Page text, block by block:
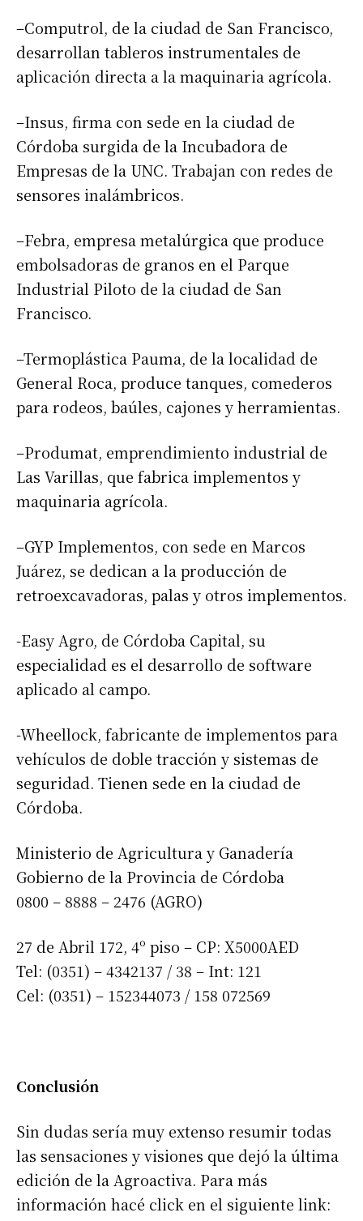
–Computrol, de la ciudad de San Francisco,
desarrollan tableros instrumentales de
aplicación directa a la maquinaria agrícola.
–Insus, firma con sede en la ciudad de
Córdoba surgida de la Incubadora de
Empresas de la UNC. Trabajan con redes de
sensores inalámbricos.
–Febra, empresa metalúrgica que produce
embolsadoras de granos en el Parque
Industrial Piloto de la ciudad de San
Francisco.
–Termoplástica Pauma, de la localidad de
General Roca, produce tanques, comederos
para rodeos, baúles, cajones y herramientas.
–Produmat, emprendimiento industrial de
Las Varillas, que fabrica implementos y
maquinaria agrícola.
–GYP Implementos, con sede en Marcos
Juárez, se dedican a la producción de
retroexcavadoras, palas y otros implementos.
-Easy Agro, de Córdoba Capital, su
especialidad es el desarrollo de software
aplicado al campo.
-Wheellock, fabricante de implementos para
vehículos de doble tracción y sistemas de
seguridad. Tienen sede en la ciudad de
Córdoba.
Ministerio de Agricultura y Ganadería
Gobierno de la Provincia de Córdoba
0800 – 8888 – 2476 (AGRO)
27 de Abril 172, 4º piso – CP: X5000AED
Tel: (0351) – 4342137 / 38 – Int: 121
Cel: (0351) – 152344073 / 158 072569
Conclusión
Sin dudas sería muy extenso resumir todas
las sensaciones y visiones que dejó la última
edición de la Agroactiva. Para más
información hacé click en el siguiente link: